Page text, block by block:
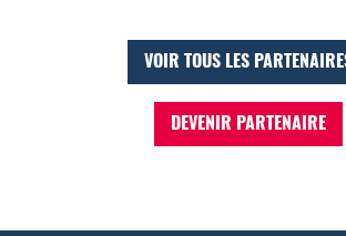
VOIR TOUS LES
DEVENIR PARTENAIRE